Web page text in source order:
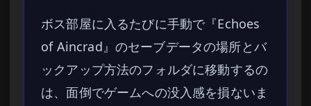
ボス部屋に入るたびに手動で『Echoes
of Aincrad』のセーブデータの場所とバ
ックアップ方法のフォルダに移動するの
は、面倒でゲームへの没入感を損ないま